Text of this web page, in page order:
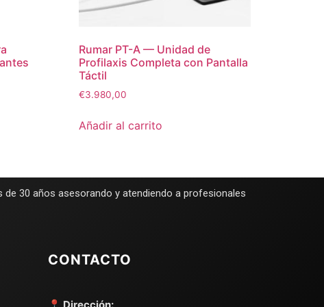
Rumar PT-A — Unidad de
Profilaxis Completa con Pantalla
Táctil
€3.980,00
Añadir al carrito
30 años asesorando y atendiendo a profesionales
CONTACTO